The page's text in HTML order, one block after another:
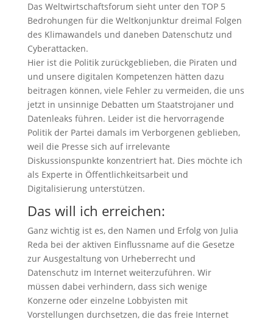
Das Weltwirtschaftsforum sieht unter den TOP 5
Bedrohungen für die Weltkonjunktur dreimal Folgen
des Klimawandels und daneben Datenschutz und
Cyberattacken.
Hier ist die Politik zurückgeblieben, die Piraten und
und unsere digitalen Kompetenzen hätten dazu
beitragen können, viele Fehler zu vermeiden, die uns
jetzt in unsinnige Debatten um Staatstrojaner und
Datenleaks führen. Leider ist die hervorragende
Politik der Partei damals im Verborgenen geblieben,
weil die Presse sich auf irrelevante
Diskussionspunkte konzentriert hat. Dies möchte ich
als Experte in Öffentlichkeitsarbeit und
Digitalisierung unterstützen.
Das will ich erreichen:
Ganz wichtig ist es, den Namen und Erfolg von Julia
Reda bei der aktiven Einflussname auf die Gesetze
zur Ausgestaltung von Urheberrecht und
Datenschutz im Internet weiterzuführen. Wir
müssen dabei verhindern, dass sich wenige
Konzerne oder einzelne Lobbyisten mit
Vorstellungen durchsetzen, die das freie Internet